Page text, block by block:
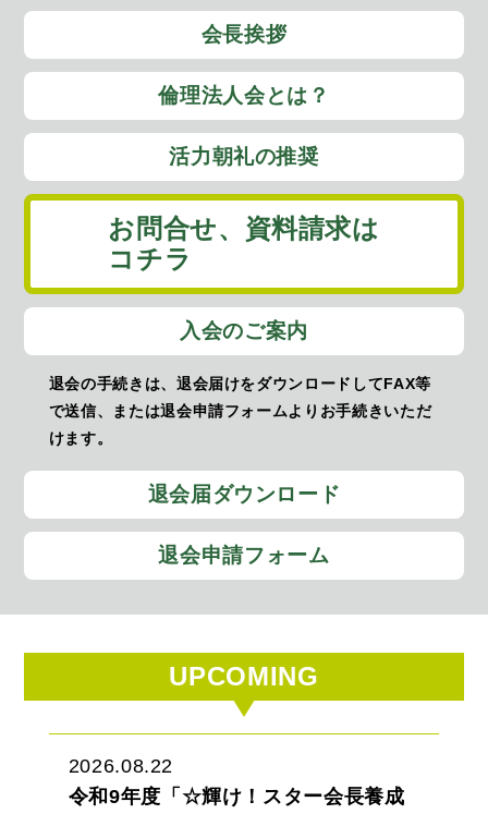
会長挨拶
倫理法人会とは？
活力朝礼の推奨
お問合せ、 資料請求は
コチラ
入会のご案内
退会の手続きは、退会届けをダウンロードしてFAX等
で送信、または退会申請フォームよりお手続きいただ
けます。
退会届ダウンロード
退会申請フォーム
UPCOMING
2026.08.22
令和9年度「☆輝け！スター会長養成